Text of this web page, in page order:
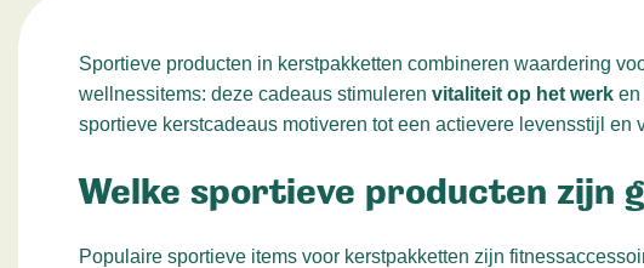
Sportieve producten in kerstpakketten combineren waardering
wellnessitems: deze cadeaus stimuleren vitaliteit op het werk en
sportieve kerstcadeaus motiveren tot een actievere levensstijl en
Welke sportieve producten zijn
Populaire sportieve items voor kerstpakketten zijn